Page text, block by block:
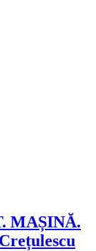
MAȘINĂ.